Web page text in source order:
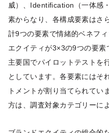
威）、Identification（一体感
素からなり、各構成要素はさ
計9つの要素で情緒的ベネフ
エクイティが3×3の9つの要
主要国でパイロットテストを
としています。各要素にはそ
トメントが割り当てられてい
方は、調査対象カテゴリーに